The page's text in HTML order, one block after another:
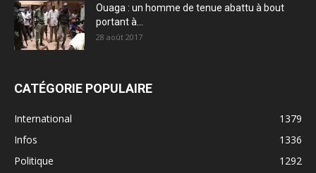
Ouaga : un homme de tenue abattu à bout
portant à...
28 août 2017
CATÉGORIE POPULAIRE
International
1379
Infos
1336
Politique
1292